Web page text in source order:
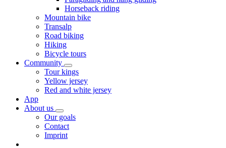
Horseback riding
Mountain bike
Transalp
Road biking
Hiking
Bicycle tours
Community
Tour kings
Yellow jersey
Red and white jersey
App
About us
Our goals
Contact
Imprint